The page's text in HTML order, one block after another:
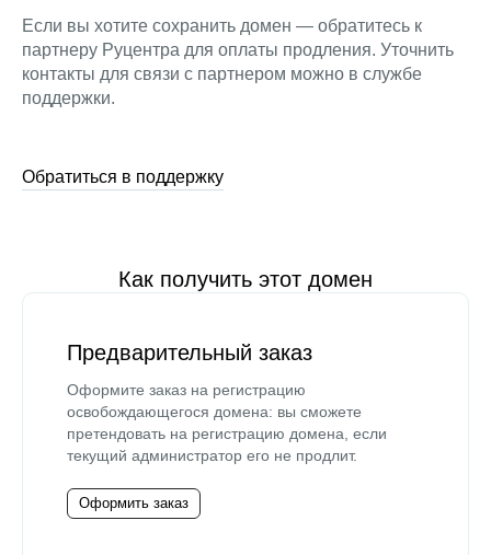
Если вы хотите сохранить домен — обратитесь к
партнеру Руцентра для оплаты продления. Уточнить
контакты для связи с партнером можно в службе
поддержки.
Обратиться в поддержку
Как получить этот домен
Предварительный заказ
Оформите заказ на регистрацию
освобождающегося домена: вы сможете
претендовать на регистрацию домена, если
текущий администратор его не продлит.
Оформить заказ